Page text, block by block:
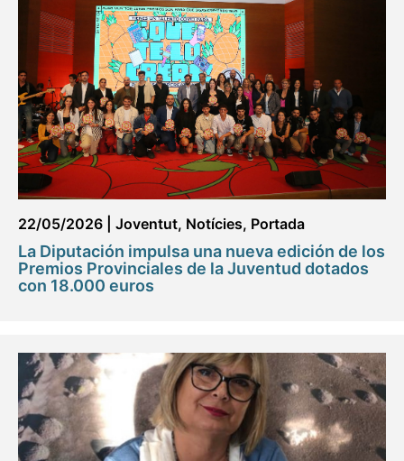
22/05/2026 Joventut, Notícies, Portada
La Diputación impulsa una nueva edición de los
Premios Provinciales de la Juventud dotados
con 18.000 euros